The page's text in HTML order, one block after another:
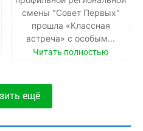
смены "Совет Первых"
прошла «Классная
встреча» с особым...
Читать полностью
ещё